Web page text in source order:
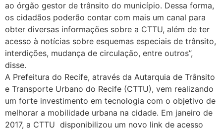
ao órgão gestor de trânsito do município. Dessa forma,
os cidadãos poderão contar com mais um canal para
obter diversas informações sobre a CTTU, além de ter
acesso à notícias sobre esquemas especiais de trânsito,
interdições, mudança de circulação, entre outros”,
disse.
A Prefeitura do Recife, através da Autarquia de Trânsito
e Transporte Urbano do Recife (CTTU), vem realizando
um forte investimento em tecnologia com o objetivo de
melhorar a mobilidade urbana na cidade. Em janeiro de
2017, a CTTU disponibilizou um novo link de acesso